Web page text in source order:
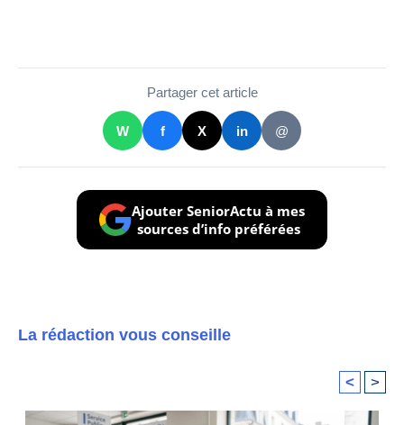
Partager cet article
W f X in @
Ajouter SeniorActu à mes
sources d’info préférées
La rédaction vous conseille
< >